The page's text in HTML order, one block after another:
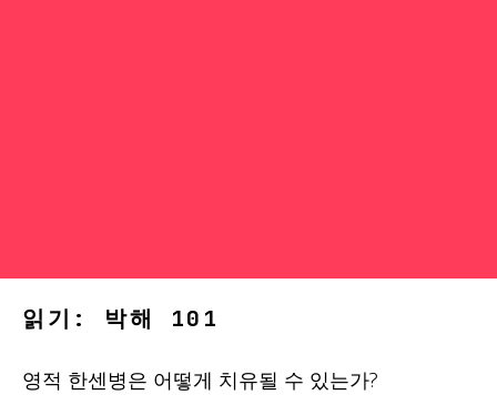
읽기: 박해 101
영적 한센병은 어떻게 치유될 수 있는가?